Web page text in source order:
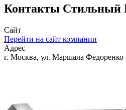
Контакты Стильный
Сайт
Перейти на сайт компании
Адрес
г. Москва, ул. Маршала Федоренко